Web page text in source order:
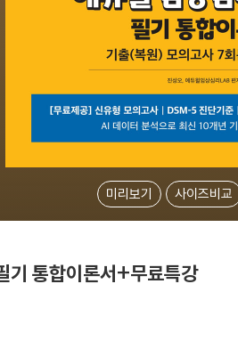
미리보기 사이즈비교
통합이론서+무료특강